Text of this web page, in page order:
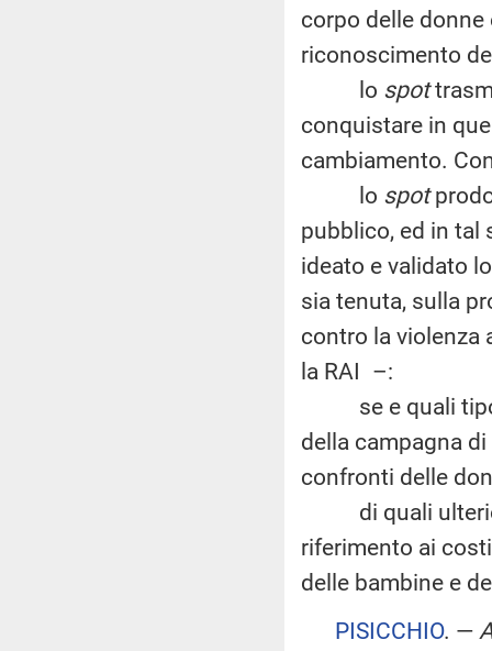
corpo delle
riconoscimento
lo spot
conquistare in
cambiamento.
lo spot
pubblico, ed in tal
ideato e validato
sia tenuta, sulla
contro la violenza
la RAI –:
se e quali tipo
della campagna
confronti delle
di quali ulteriori
riferimento ai
delle bambine e
PISICCHIO. —